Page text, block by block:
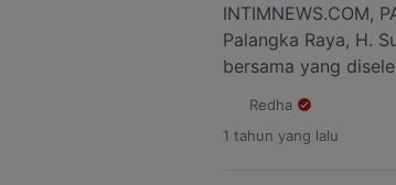
INTIMNEWS.COM,
Palangka Raya, H.
bersama yang
berbagai elemen
berbagai
Redha
1 tahun yang lalu